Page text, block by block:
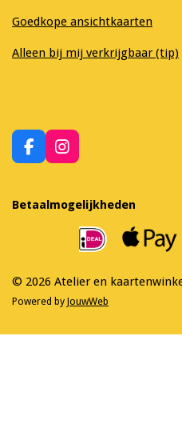
Goedkope ansichtkaarten
Alleen bij mij verkrijgbaar (tip)
F
a
e
b
I
n
a
m
Betaalmogelijkheden
© 2026 Atelier en
Powered by JouwWeb